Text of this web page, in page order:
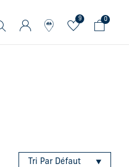
9 0
Tri Par Défaut